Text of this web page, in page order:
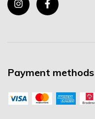
Payment methods